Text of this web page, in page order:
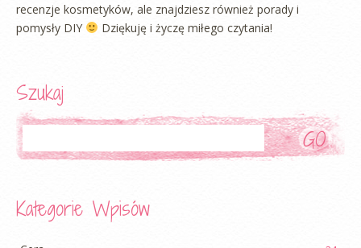
recenzje kosmetyków, ale znajdziesz również porady i
pomysły DIY
Dziękuję i życzę miłego czytania!
Szukaj
Kategorie Wpisów